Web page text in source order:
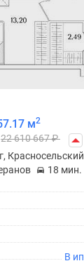
м2
22 610 667₽
Красносельский
18 мин.